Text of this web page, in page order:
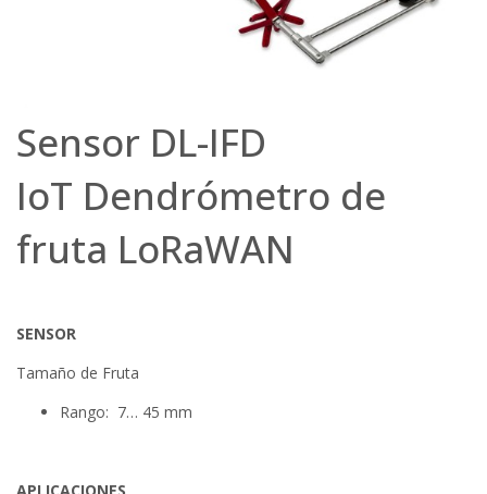
Sensor DL-IFD
IoT Dendrómetro de
fruta LoRaWAN
SENSOR
Tamaño de Fruta
Rango: 7… 45 mm